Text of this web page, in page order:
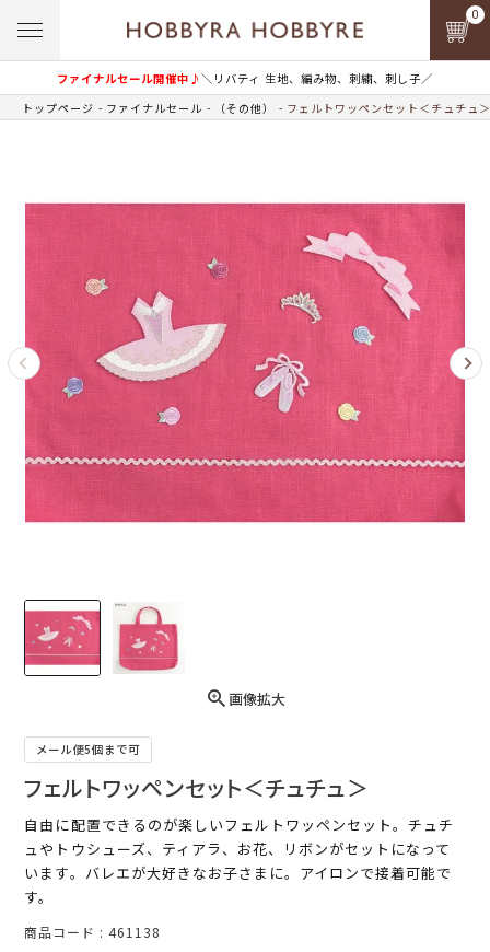
ファイナルセール開催中♪＼リバティ 生地、編み物、刺繍、刺し子／
0
トップページ ファイナルセール （その他） フェルトワッペンセット＜チュチュ＞
画像拡大
メール便5個まで可
フェルトワッペンセット＜チュチュ＞
自由に配置できるのが楽しいフェルトワッペンセット。チュチ
ュやトウシューズ、ティアラ、お花、リボンがセットになって
います。バレエが大好きなお子さまに。アイロンで接着可能で
す。
商品コード 461138